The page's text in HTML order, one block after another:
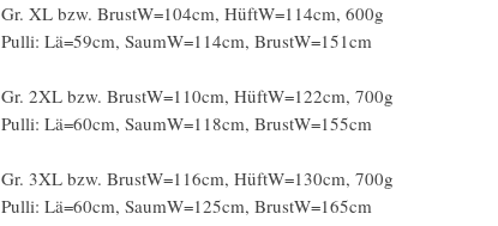
Gr. XL bzw. BrustW=104cm, HüftW=114cm, 600g
Pulli: Lä=59cm, SaumW=114cm, BrustW=151cm
Gr. 2XL bzw. BrustW=110cm, HüftW=122cm, 700g
Pulli: Lä=60cm, SaumW=118cm, BrustW=155cm
Gr. 3XL bzw. BrustW=116cm, HüftW=130cm, 700g
Pulli: Lä=60cm, SaumW=125cm, BrustW=165cm